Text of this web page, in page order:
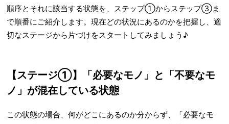
順序とそれに該当する状態を、ステップ①からステップ③ま
で順番にご紹介します。現在どの状況にあるのかを把握し、適
切なステージから片づけをスタートしてみましょう♪
【ステージ①】「必要なモノ」と「不要なモ
ノ」が混在している状態
この状態の場合、何がどこにあるのか分からず、「必要なモ